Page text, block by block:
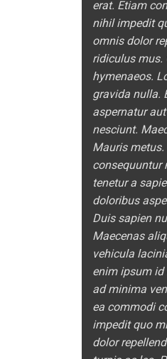
erat. Etiam
nihil impedit
omnis dolor
ridiculus mus.
hymenaeos.
gravida nulla.
aspernatur
nesciunt.
Mauris
consequuntur
tenetur a
doloribus
Duis sapien
Maecenas
vehicula
enim ipsum id
ad minima
ea commodi
impedit quo
dolor